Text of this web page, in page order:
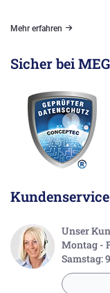
Mehr erfahren
Sicher bei
Kundenservice
Unser
Montag -
Samstag: